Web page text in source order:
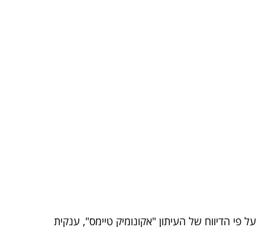
5
על פי הדיווח של העיתון "אקונומיק טיימס", ענקית